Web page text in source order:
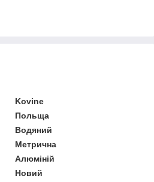
Kovine
Польща
Водяний
Метрична
Алюміній
Новий